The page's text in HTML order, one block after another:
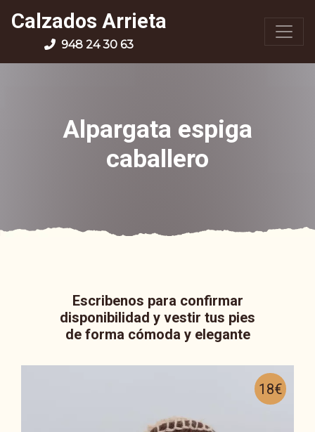
Calzados Arrieta
948 24 30 63
Alpargata espiga
caballero
Escribenos para confirmar
disponibilidad y vestir tus pies
de forma cómoda y elegante
18€